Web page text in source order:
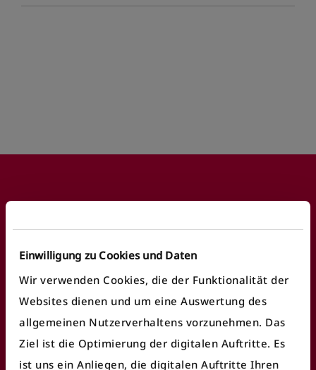
Einwilligung zu Cookies und Daten
Wir verwenden Cookies, die der Funktionalität der
Websites dienen und um eine Auswertung des
allgemeinen Nutzerverhaltens vorzunehmen. Das
Ziel ist die Optimierung der digitalen Auftritte. Es
ist uns ein Anliegen, die digitalen Auftritte Ihren
Footer
Häufige Anliegen
Fundbüro finden
Fahrausweiskontrolle
Ticket/Abo kaufen